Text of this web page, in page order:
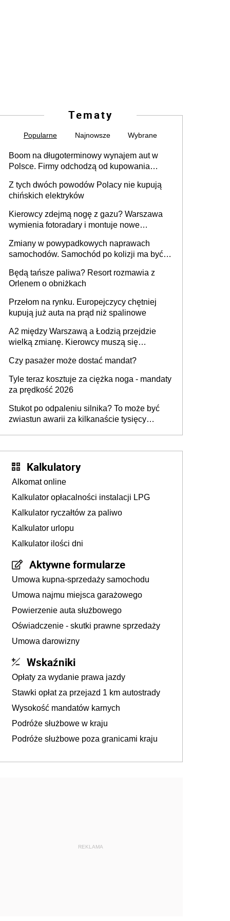
Tematy
Popularne Najnowsze Wybrane
Boom na długoterminowy wynajem aut w
Polsce. Firmy odchodzą od kupowania
Z tych dwóch powodów Polacy nie kupują
chińskich elektryków
Kierowcy zdejmą nogę z gazu? Warszawa
wymienia fotoradary i montuje nowe
Zmiany w powypadkowych naprawach
samochodów. Samochód po kolizji ma być
technologią producenta
Będą tańsze paliwa? Resort rozmawia z
Orlenem o obniżkach
Przełom na rynku. Europejczycy chętniej
kupują już auta na prąd niż spalinowe
A2 między Warszawą a Łodzią przejdzie
wielką zmianę. Kierowcy muszą się
Czy pasażer może dostać mandat?
Tyle teraz kosztuje za ciężka noga - mandaty
za prędkość 2026
Stukot po odpaleniu silnika? To może być
zwiastun awarii za kilkanaście tysięcy
Kalkulatory
Alkomat online
Kalkulator opłacalności instalacji LPG
Kalkulator ryczałtów za paliwo
Kalkulator urlopu
Kalkulator ilości dni
Aktywne formularze
Umowa kupna-sprzedaży samochodu
Umowa najmu miejsca garażowego
Powierzenie auta służbowego
Oświadczenie - skutki prawne sprzedaży
Umowa darowizny
Wskaźniki
Opłaty za wydanie prawa jazdy
Stawki opłat za przejazd 1 km autostrady
Wysokość mandatów karnych
Podróże służbowe w kraju
Podróże służbowe poza granicami kraju
REKLAMA